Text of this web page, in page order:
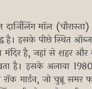
मॉल
है। इसके पीछे स्थित
मंदिर है, जहां से शहर
है। इसके अलावा
गार्डन, जो चुन्नू समर